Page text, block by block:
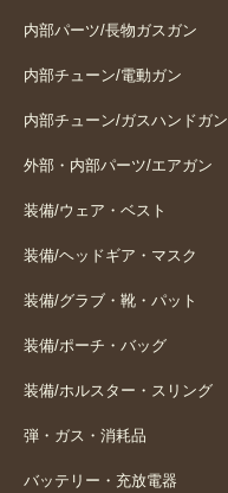
内部パーツ/長物ガスガン
内部チューン/電動ガン
内部チューン/ガスハンドガン
外部・内部パーツ/エアガン
装備/ウェア・ベスト
装備/ヘッドギア・マスク
装備/グラブ・靴・パット
装備/ポーチ・バッグ
装備/ホルスター・スリング
弾・ガス・消耗品
バッテリー・充放電器